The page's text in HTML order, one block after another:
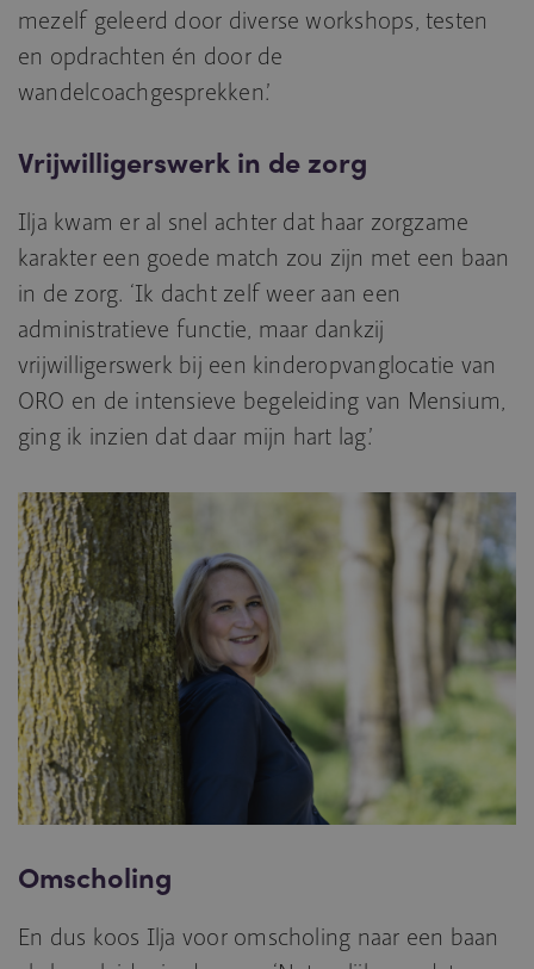
mezelf geleerd door diverse workshops, testen
en opdrachten én door de
wandelcoachgesprekken.’
Vrijwilligerswerk in de zorg
Ilja kwam er al snel achter dat haar zorgzame
karakter een goede match zou zijn met een baan
in de zorg. ‘Ik dacht zelf weer aan een
administratieve functie, maar dankzij
vrijwilligerswerk bij een kinderopvanglocatie van
ORO en de intensieve begeleiding van Mensium,
ging ik inzien dat daar mijn hart lag.’
Omscholing
En dus koos Ilja voor omscholing naar een baan